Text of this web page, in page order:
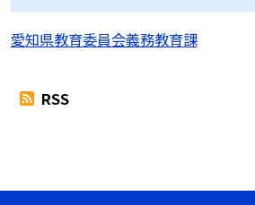
愛知県教育委員会義務教育課
RSS